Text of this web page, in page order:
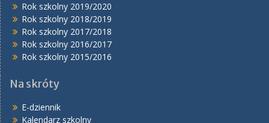
Rok szkolny 2019/2020
Rok szkolny 2018/2019
Rok szkolny 2017/2018
Rok szkolny 2016/2017
Rok szkolny 2015/2016
Na skróty
E-dziennik
Kalendarz szkolny